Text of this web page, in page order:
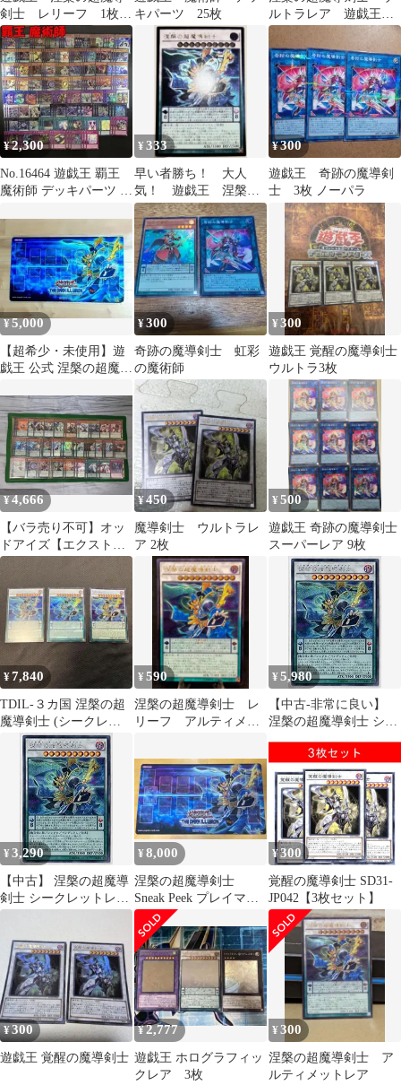
剣士 レリーフ 1枚
Y131
キパーツ 25枚
ルトラレア 遊戯王カ
ード
¥2,300
No.16464 遊戯王 覇王
魔術師 デッキパーツ シ
¥333
早い者勝ち！ 大人
気！ 遊戯王 涅槃の
超魔導剣士 アルティ
メットレア 初版
¥300
遊戯王 奇跡の魔導剣
士 3枚 ノーパラ
¥5,000
【超希少・未使用】遊
戯王 公式 涅槃の超魔導
¥300
奇跡の魔導剣士 虹彩
の魔術師
¥300
遊戯王 覚醒の魔導剣士
ウルトラ3枚
¥4,666
【バラ売り不可】オッ
ドアイズ【エクストラ
付き】
¥450
魔導剣士 ウルトラレ
ア 2枚
¥500
遊戯王 奇跡の魔導剣士
スーパーレア 9枚
¥7,840
TDIL-３カ国 涅槃の超
魔導剣士 (シークレッ
トレア) 1st Edition
¥590
涅槃の超魔導剣士 レ
リーフ アルティメッ
¥5,980
【中古-非常に良い】
涅槃の超魔導剣士 シー
ザ・ダーク・イリュー
ジョン tdil-jp046
¥3,290
【中古】 涅槃の超魔導
剣士 シークレットレア
遊戯王 ザ・ダーク・イ
¥8,000
涅槃の超魔導剣士
Sneak Peek プレイマッ
ト 遊戯王 海外 公
式
¥300
覚醒の魔導剣士 SD31-
JP042【3枚セット】
¥300
遊戯王 覚醒の魔導剣士
¥2,777
遊戯王 ホログラフィッ
クレア 3枚
¥300
涅槃の超魔導剣士 ア
ルティメットレア